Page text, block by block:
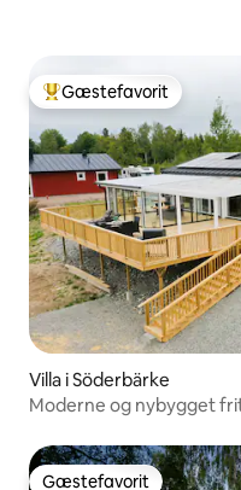
Bedste gæstefavorit
Gæstefavorit
Villa i Söderbärke
Moderne og nybygget
Gæstefavorit